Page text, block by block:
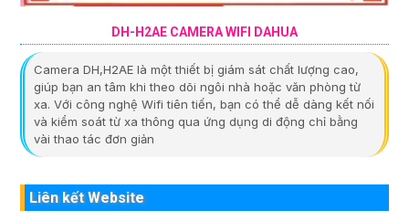
DH-H2AE CAMERA WIFI DAHUA
Camera DH,H2AE là một thiết bị giám sát chất lượng cao,
giúp bạn an tâm khi theo dõi ngôi nhà hoặc văn phòng từ
xa. Với công nghệ Wifi tiên tiến, bạn có thể dễ dàng kết nối
và kiểm soát từ xa thông qua ứng dụng di động chỉ bằng
vài thao tác đơn giản
Liên kết Website